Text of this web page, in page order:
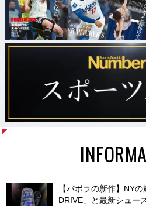
【バボラの新作】NY
DRIVE」と最新シュー